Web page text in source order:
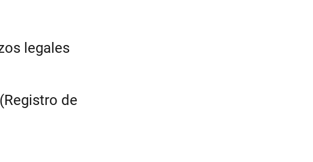
legales
de